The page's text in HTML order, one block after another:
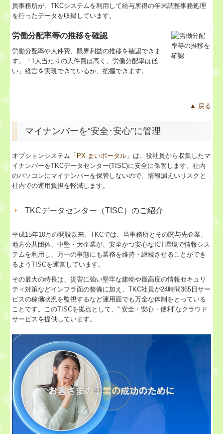
員事務所が、TKCシステムを利用して給与所得の年末調整事務処理
を行ったデータを収録しています。
労働分配率等の推移を確認
労働分配率や人件費、限界利益の推移を確認できま
す。「1人当たりの人件費は高く、労働分配率は低
い」経営を実現できているか、把握できます。
▲ 戻る
マイナンバーを“安全･安心”に管理
オプションシステム「 PX まいポータル 」は、役社員から収集したマ
イナンバーをTKCデータセンター(TISC)に安全に保管します。社内
のパソコンにマイナンバーを保管しないので、情報漏えいリスクと
社内での運用負担を軽減します。
TKCデータセンター（TISC）のご紹介
平成15年10月の開設以来、TKCでは、当事務所とその関与先企業、
地方公共団体、中堅・大企業が、安全かつ安心なICT環境で情報シス
テムを利用し、万一の事態にも業務を維持・継続させることができ
るようTISCを運営しています。
その最大の特長は、災害に強い堅牢な建物や最高度の情報セキュリ
ティ対策などインフラ面の整備に加え、TKC社員が24時間365日サー
ビスの稼働状況を監視するなど運用面でも万全な体制をとっている
ことです。このTISCを拠点として、“ 安全・安心・便利”なクラウド
サービスを提供しています。